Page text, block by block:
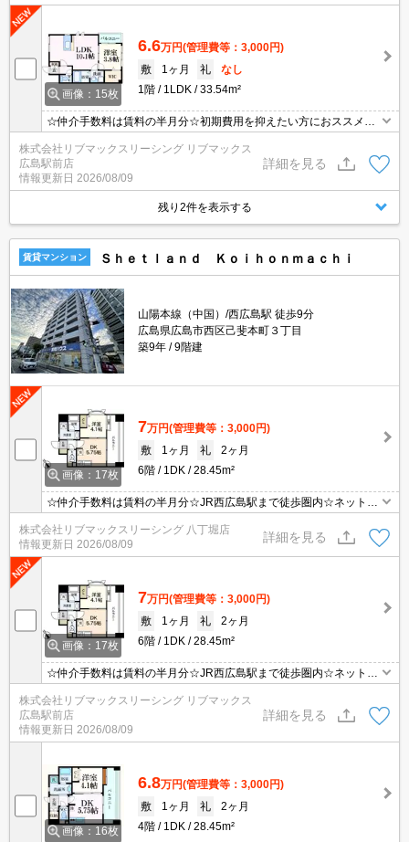
画像：15枚
6.6万円(管理費等：3,000円)
敷
1ヶ月 礼
なし
1階
1LDK 33.54m²
☆仲介手数料は賃料の半月分☆初期費用を抑えたい方におススメ☆
ネット無料☆2口システムキッチンや追い焚き機能など人気の室内
設備充実☆モニター付きオートロックで防犯面も安心です☆彡
株式会社リブマックスリーシング リブマックス
広島駅前店
情報更新日 2026/08/09
詳細を見る
残り2件を表示する
賃貸マンション Ｓｈｅｔｌａｎｄ Ｋｏｉｈｏｎｍａｃｈｉ
山陽本線（中国）/西広島駅 徒歩9分
広島県広島市西区己斐本町３丁目
築9年
9階建
画像：17枚
7万円(管理費等：3,000円)
敷
1ヶ月 礼
2ヶ月
6階
1DK 28.45m²
☆仲介手数料は賃料の半月分☆JR西広島駅まで徒歩圏内☆ネット無
料☆不在時にうれしい宅配ボックス☆２口コンロのシステムキッチ
ン☆浴室乾燥機や温水洗浄便座など人気の室内設備☆モニタ付オー
トロック完備でセキュリティーは安心☆彡
株式会社リブマックスリーシング 八丁堀店
情報更新日 2026/08/09
詳細を見る
画像：17枚
7万円(管理費等：3,000円)
敷
1ヶ月 礼
2ヶ月
6階
1DK 28.45m²
☆仲介手数料は賃料の半月分☆JR西広島駅まで徒歩圏内☆ネット無
料☆不在時にうれしい宅配ボックス☆２口コンロのシステムキッチ
ン☆浴室乾燥機や温水洗浄便座など人気の室内設備☆モニタ付オー
トロック完備でセキュリティーは安心☆彡
株式会社リブマックスリーシング リブマックス
広島駅前店
情報更新日 2026/08/09
詳細を見る
画像：16枚
6.8万円(管理費等：3,000円)
敷
1ヶ月 礼
2ヶ月
4階
1DK 28.45m²